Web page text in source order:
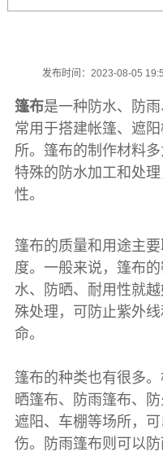
发布时间：2023-08-05
篷布是一种防水、防
常用于搭建帐篷、遮
所。 篷布的制作材料
特殊的防水加工和处
性。
篷布的质量和用途主
度。一般来说， 篷布
水、防晒、耐用性就
殊处理，可防止紫外
命。
篷布的种类也有很多
晒篷布、防雨篷布、
遮阳、车棚等场所，
伤。防雨篷布则可以